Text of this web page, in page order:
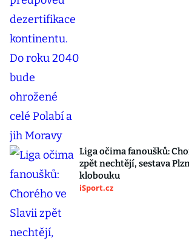
Liga očima fanoušků:
zpět nechtějí, sestava
klobouku
iSport.cz